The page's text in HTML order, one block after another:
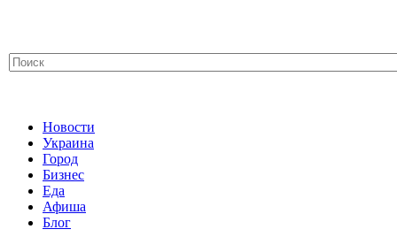
Новости
Украина
Город
Бизнес
Еда
Афиша
Блог